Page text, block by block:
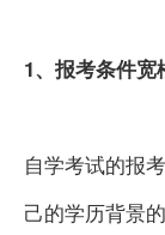
1、报考条件宽
自学考试的报
己的学历背景